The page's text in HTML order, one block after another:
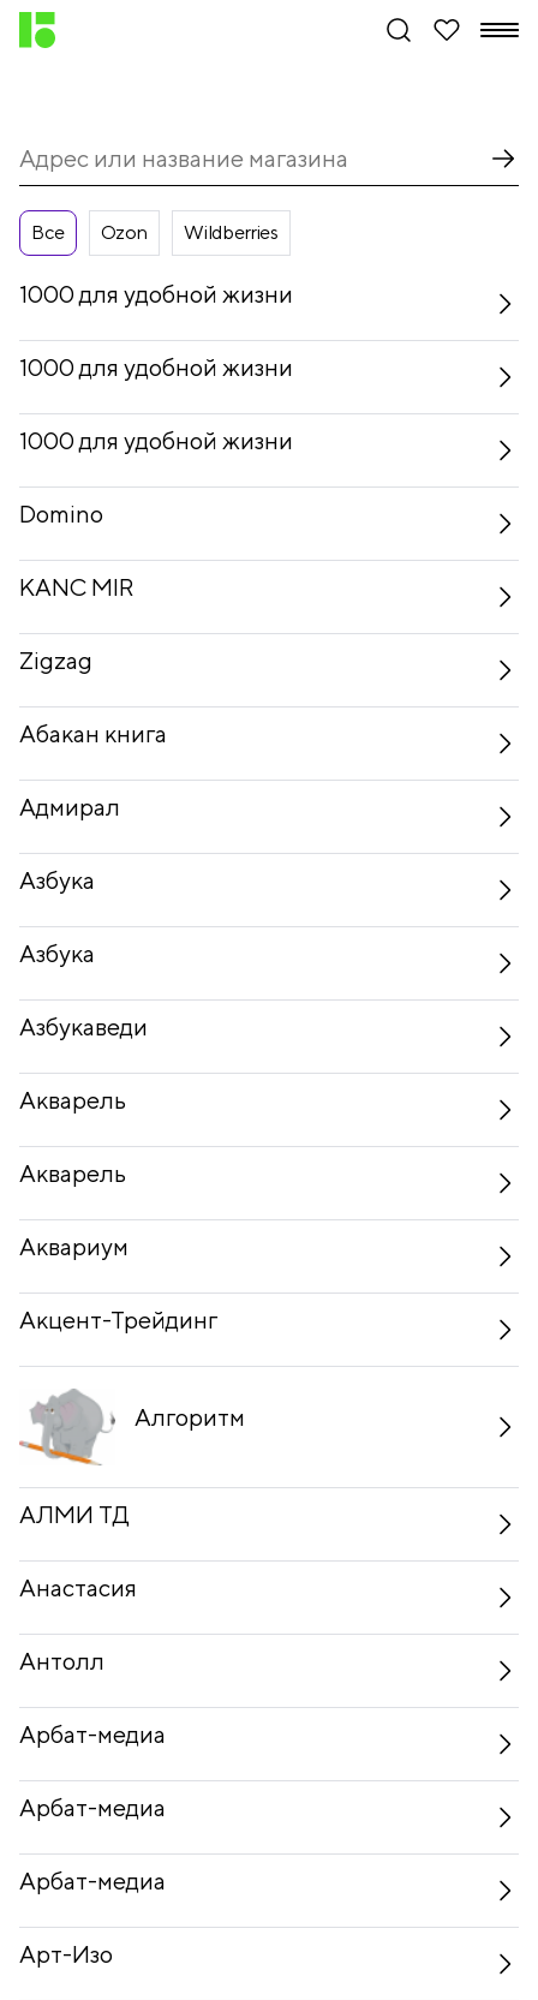
Все Ozon Wildberries
1000 для удобной жизни
1000 для удобной жизни
1000 для удобной жизни
Domino
KANC MIR
Zigzag
Абакан книга
Адмирал
Азбука
Азбука
Азбукаведи
Акварель
Акварель
Аквариум
Акцент-Трейдинг
Алгоритм
АЛМИ ТД
Анастасия
Антолл
Арбат-медиа
Арбат-медиа
Арбат-медиа
Арт-Изо